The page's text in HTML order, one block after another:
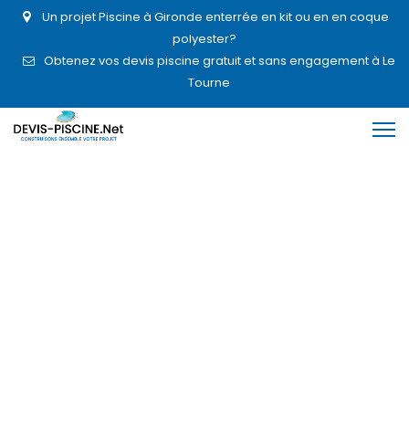
Un projet Piscine à Gironde enterrée en kit ou en en coque
polyester?
Obtenez vos devis piscine gratuit et sans engagement à Le
Tourne